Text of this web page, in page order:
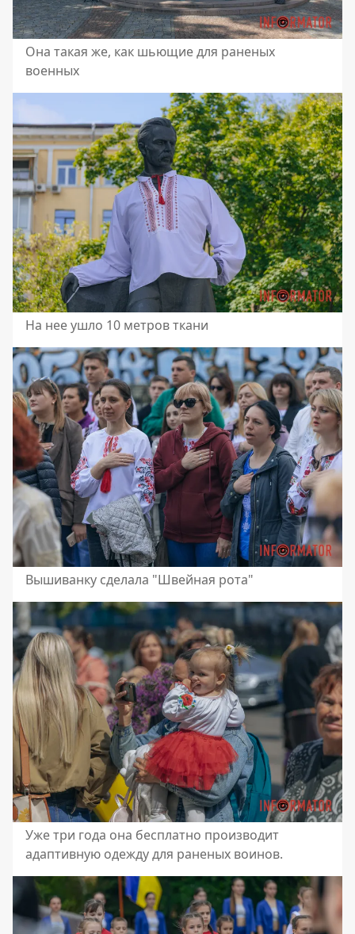
Она такая же, как шьющие для раненых
военных
На нее ушло 10 метров ткани
Вышиванку сделала "Швейная рота"
Уже три года она бесплатно производит
адаптивную одежду для раненых воинов.